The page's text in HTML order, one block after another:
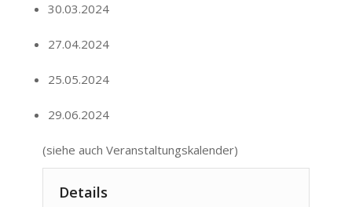
30.03.2024
27.04.2024
25.05.2024
29.06.2024
(siehe auch Veranstaltungskalender)
Details